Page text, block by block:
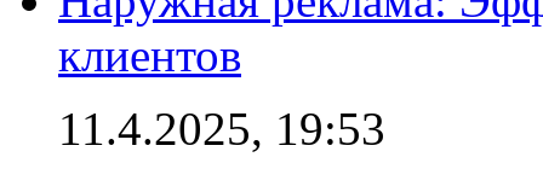
клиентов
11.4.2025, 19:53